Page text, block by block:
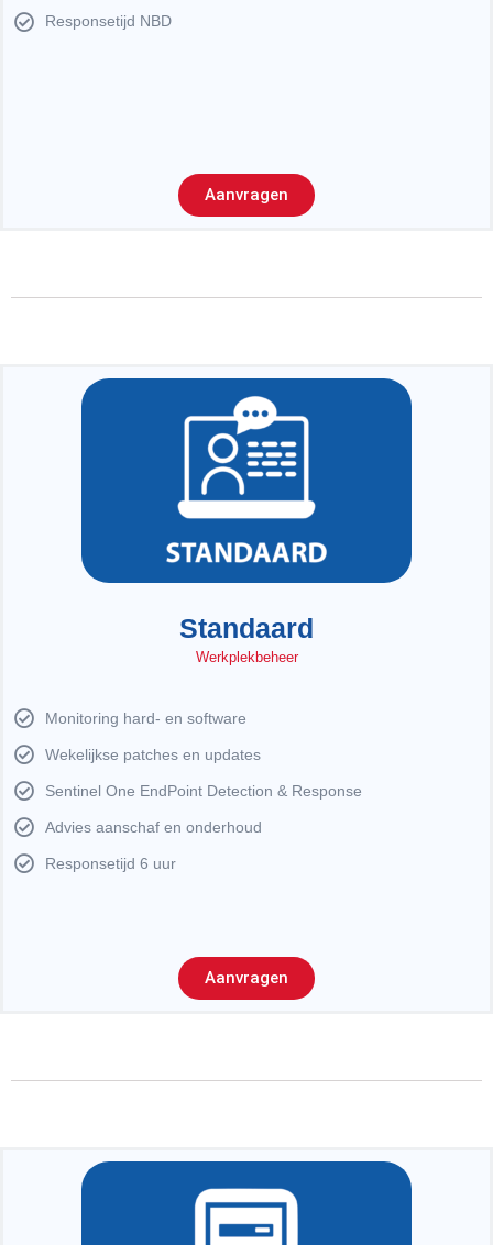
Responsetijd NBD
Aanvragen
Standaard
Werkplekbeheer
Monitoring hard- en software
Wekelijkse patches en updates
Sentinel One EndPoint Detection & Response
Advies aanschaf en onderhoud
Responsetijd 6 uur
Aanvragen